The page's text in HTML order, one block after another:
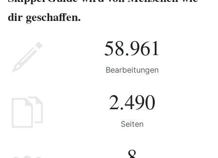
dir geschaffen.
58.961
Bearbeitungen
2.490
Seiten